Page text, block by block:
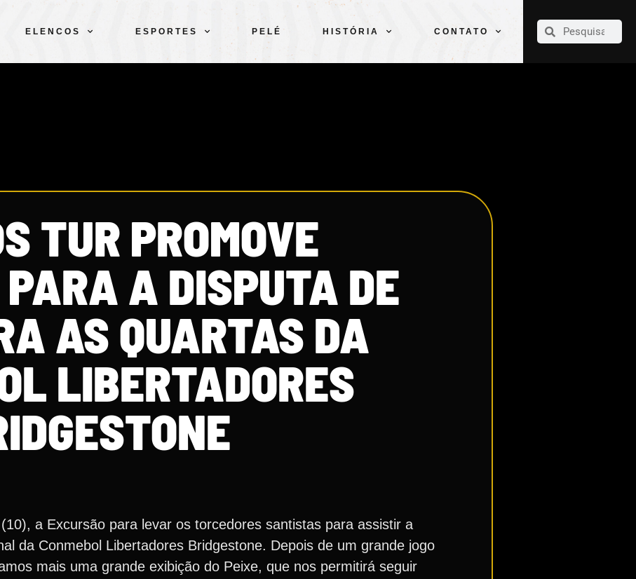
ELENCOS ESPORTES PELÉ HISTÓRIA CONTATO
CLUBE
TUR PROMOVE
A DISPUTA DE
AS QUARTAS DA
LIBERTADORES
a Excursão para levar os torcedores santistas para assistir a
da Conmebol Libertadores Bridgestone. Depois de um grande jogo
mais uma grande exibição do Peixe, que nos permitirá seguir